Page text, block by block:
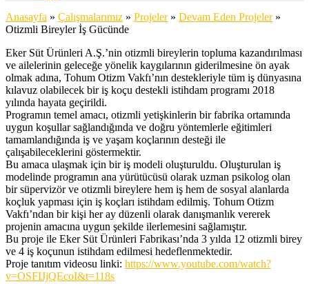
Anasayfa » Çalışmalarımız » Projeler» Devam Eden Projeler»
Otizmli Bireyler İş Gücünde
Eker Süt Ürünleri A.Ş.’nin otizmli bireylerin topluma kazandırılması
ve ailelerinin geleceğe yönelik kaygılarının giderilmesine ön ayak
olmak adına, Tohum Otizm Vakfı’nın destekleriyle tüm iş dünyasına
kılavuz olabilecek bir iş koçu destekli istihdam programı 2018
yılında hayata geçirildi.
Programın temel amacı, otizmli yetişkinlerin bir fabrika ortamında
uygun koşullar sağlandığında ve doğru yöntemlerle eğitimleri
tamamlandığında iş ve yaşam koçlarının desteği ile
çalışabileceklerini göstermektir.
Bu amaca ulaşmak için bir iş modeli oluşturuldu. Oluşturulan iş
modelinde programın ana yürütücüsü olarak uzman psikolog olan
bir süpervizör ve otizmli bireylere hem iş hem de sosyal alanlarda
koçluk yapması için iş koçları istihdam edilmiş. Tohum Otizm
Vakfı’ndan bir kişi her ay düzenli olarak danışmanlık vererek
projenin amacına uygun şekilde ilerlemesini sağlamıştır.
Bu proje ile Eker Süt Ürünleri Fabrikası’nda 3 yılda 12 otizmli birey
ve 4 iş koçunun istihdam edilmesi hedeflenmektedir.
Proje tanıtım videosu linki: https://www.youtube.com/watch?
v=OSFIJjQEcoI&t=118s